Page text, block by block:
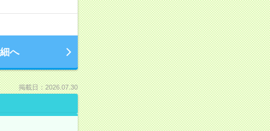
へ
掲載日：2026.07.30